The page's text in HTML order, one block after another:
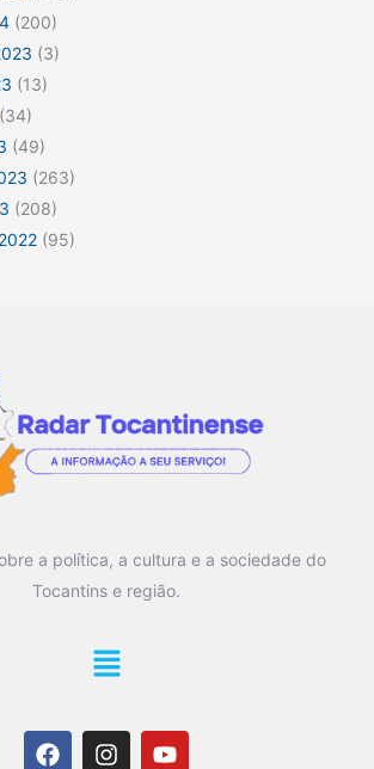
(200)
(3)
(13)
(34)
(49)
(263)
(208)
(95)
a política, a cultura e a sociedade do
Tocantins e região.
Main
F
I
Y